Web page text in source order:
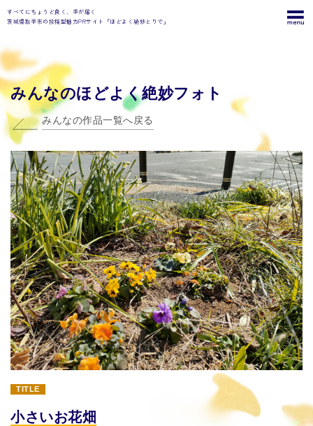
すべてにちょうど良く、手が届く
茨城県取手市の投稿型魅力PRサイト「ほどよく絶妙とりで」
みんなのほどよく絶妙フォト
みんなの作品一覧へ戻る
TITLE
小さいお花畑